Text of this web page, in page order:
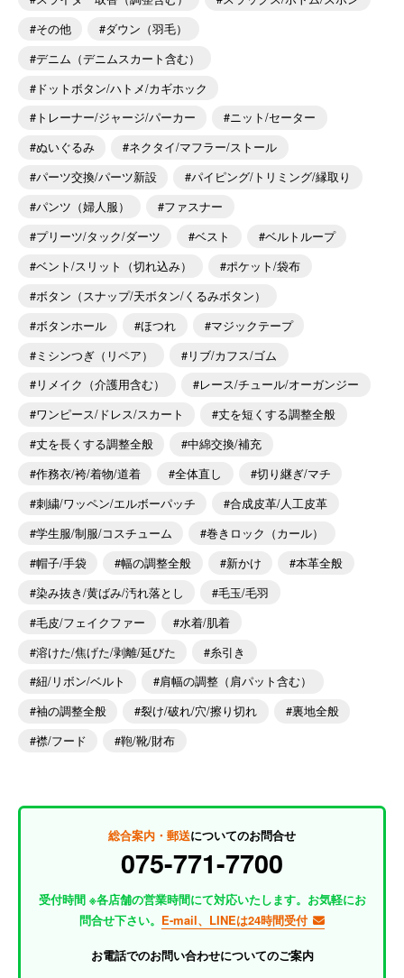
その他
ダウン（羽毛）
デニム（デニムスカート含む）
ドットボタン/ハトメ/カギホック
トレーナー/ジャージ/パーカー
ニット/セーター
ぬいぐるみ
ネクタイ/マフラー/ストール
パーツ交換/パーツ新設
パイピング/トリミング/縁取り
パンツ（婦人服）
ファスナー
プリーツ/タック/ダーツ
ベスト
ベルトループ
ベント/スリット（切れ込み）
ポケット/袋布
ボタン（スナップ/天ボタン/くるみボタン）
ボタンホール
ほつれ
マジックテープ
ミシンつぎ（リペア）
リブ/カフス/ゴム
リメイク（介護用含む）
レース/チュール/オーガンジー
ワンピース/ドレス/スカート
丈を短くする調整全般
丈を長くする調整全般
中綿交換/補充
作務衣/袴/着物/道着
全体直し
切り継ぎ/マチ
刺繍/ワッペン/エルボーパッチ
合成皮革/人工皮革
学生服/制服/コスチューム
巻きロック（カール）
帽子/手袋
幅の調整全般 新かけ
本革全般
染み抜き/黄ばみ/汚れ落とし
毛玉/毛羽
毛皮/フェイクファー
水着/肌着
溶けた/焦げた/剥離/延びた
糸引き
紐/リボン/ベルト
肩幅の調整（肩パット含む）
袖の調整全般
裂け/破れ/穴/擦り切れ
裏地全般
襟/フード
鞄/靴/財布
総合案内・郵送についてのお問合せ
075-771-7700
受付時間 ※各店舗の営業時間にて対応いたします。お気軽にお
問合せ下さい。 E-mail、LINEは24時間受付
お電話でのお問い合わせについてのご案内